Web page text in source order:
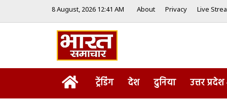
8 August, 2026 12:41 AM About Privacy Live
Homeट्रेंडिंग देश दुनिया उत्तर प्रदेश